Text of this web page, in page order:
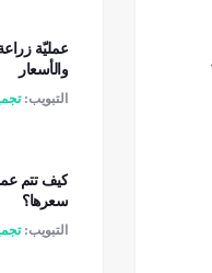
عمليّة
والأسعار
التبويب:
كيف تتم
سعرها؟
التبويب: